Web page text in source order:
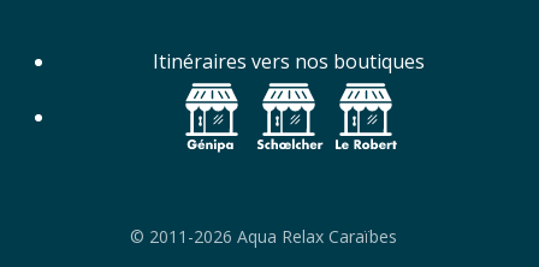
Itinéraires vers nos boutiques
© 2011-2026 Aqua Relax Caraïbes